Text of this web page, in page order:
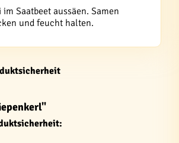
im Saatbeet aussäen. Samen
und feucht halten.